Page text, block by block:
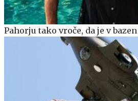
Pahorju tako vroče, da je v